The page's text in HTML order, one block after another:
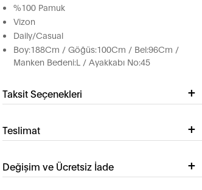
%100 Pamuk
Vizon
Daily/Casual
Boy:188Cm / Göğüs:100Cm / Bel:96Cm /
Manken Bedeni:L / Ayakkabı No:45
Taksit Seçenekleri
Teslimat
Değişim ve Ücretsiz İade